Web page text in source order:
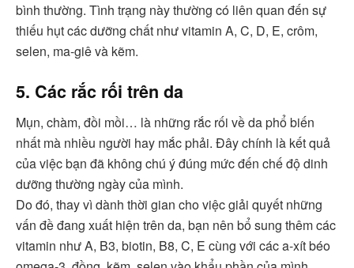
bình thường. Tình trạng này thường có liên quan đến sự
thiếu hụt các dưỡng chất như vitamin A, C, D, E, crôm,
selen, ma-giê và kẽm.
5. Các rắc rối trên da
Mụn, chàm, đồi mồi… là những rắc rối về da phổ biến
nhất mà nhiều người hay mắc phải. Đây chính là kết quả
của việc bạn đã không chú ý đúng mức đến chế độ dinh
dưỡng thường ngày của mình.
Do đó, thay vì dành thời gian cho việc giải quyết những
vấn đề đang xuất hiện trên da, bạn nên bổ sung thêm các
vitamin như A, B3, biotin, B8, C, E cùng với các a-xít béo